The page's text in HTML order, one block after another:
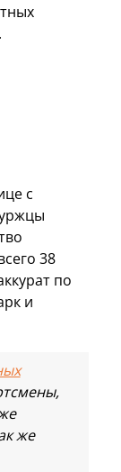
с
38
по
и
же